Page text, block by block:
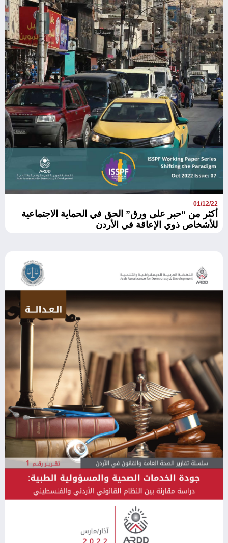
01/12/22
أكثر من “حبر على ورق” الحق في الحماية الاجتماعية
للأشخاص ذوي الإعاقة في الأردن